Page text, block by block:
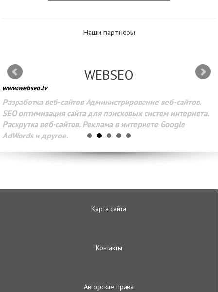
Наши партнеры
WEBSEO
www.webseo.lv
Разработка веб-сайтов Администрирование веб-сайтов.
SEO оптимизация сайта для поисковых систем интернета.
Раскрутка веб-сайтов. Реклама в интернете Google
AdWords и другое.
Карта сайта
Контакты
Авторские права